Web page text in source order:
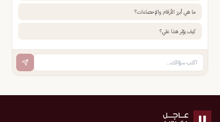
ما هي أبرز الأرقام والإحصاءات؟
كيف يؤثر هذا علي؟